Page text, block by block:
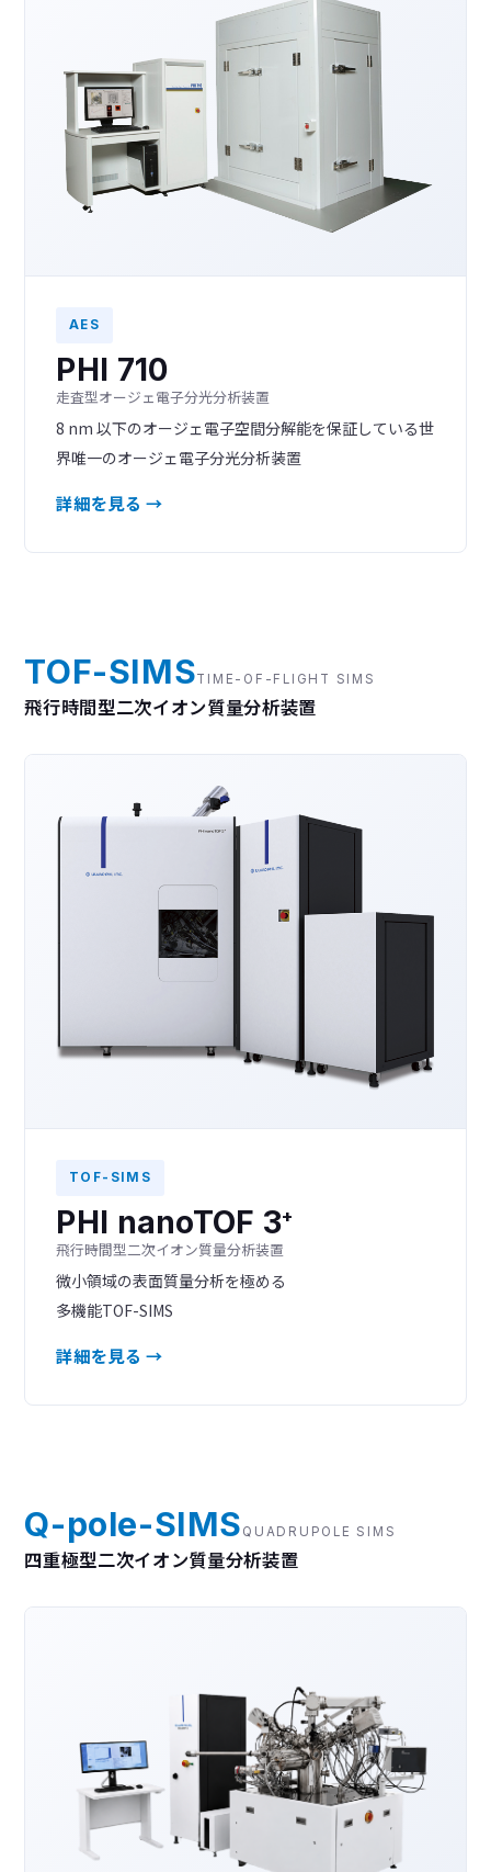
AES
PHI 710
走査型オージェ電子分光分析装置
8 nm 以下のオージェ電子空間分解能を保証している世
界唯一のオージェ電子分光分析装置
詳細を見る →
TOF-SIMS
飛行時間型二次イオン質量分析装置
TIME-OF-FLIGHT SIMS
TOF-SIMS
PHI nanoTOF 3+
飛行時間型二次イオン質量分析装置
微小領域の表面質量分析を極める
多機能TOF-SIMS
詳細を見る →
Q-pole-SIMS
四重極型二次イオン質量分析装置
QUADRUPOLE SIMS